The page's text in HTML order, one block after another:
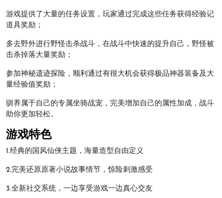
游戏提供了大量的任务设置，玩家通过完成这些任务获得经验记
道具奖励；
多去野外进行野怪击杀战斗，在战斗中快速的提升自己，野怪被
击杀掉落大量奖励；
参加神秘遗迹探险，顺利通过有很大机会获得极品神器装备及大
量经验值奖励；
驯养属于自己的专属坐骑战宠，完美增加自己的属性加成，战斗
助你更加轻松。
游戏特色
1.经典的国风仙侠主题，海量造型自由定义
2.完美还原原著小说故事情节，惊险刺激感受
3.全新社交系统，一边享受游戏一边真心交友